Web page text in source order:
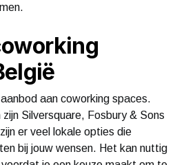
aan coworking spaces.
Silversquare, Fosbury & Sons
er veel lokale opties die
bij jouw wensen. Het kan nuttig